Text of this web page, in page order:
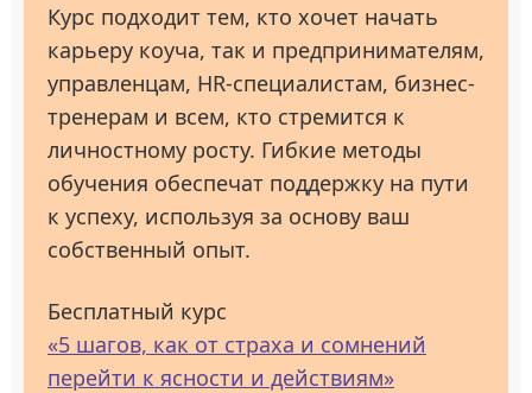
Курс подходит тем, кто хочет начать
карьеру коуча, так и предпринимателям,
управленцам, HR-специалистам, бизнес-
тренерам и всем, кто стремится к
личностному росту. Гибкие методы
обучения обеспечат поддержку на пути
к успеху, используя за основу ваш
собственный опыт.
Бесплатный курс
«5 шагов, как от страха и сомнений
перейти к ясности и действиям»